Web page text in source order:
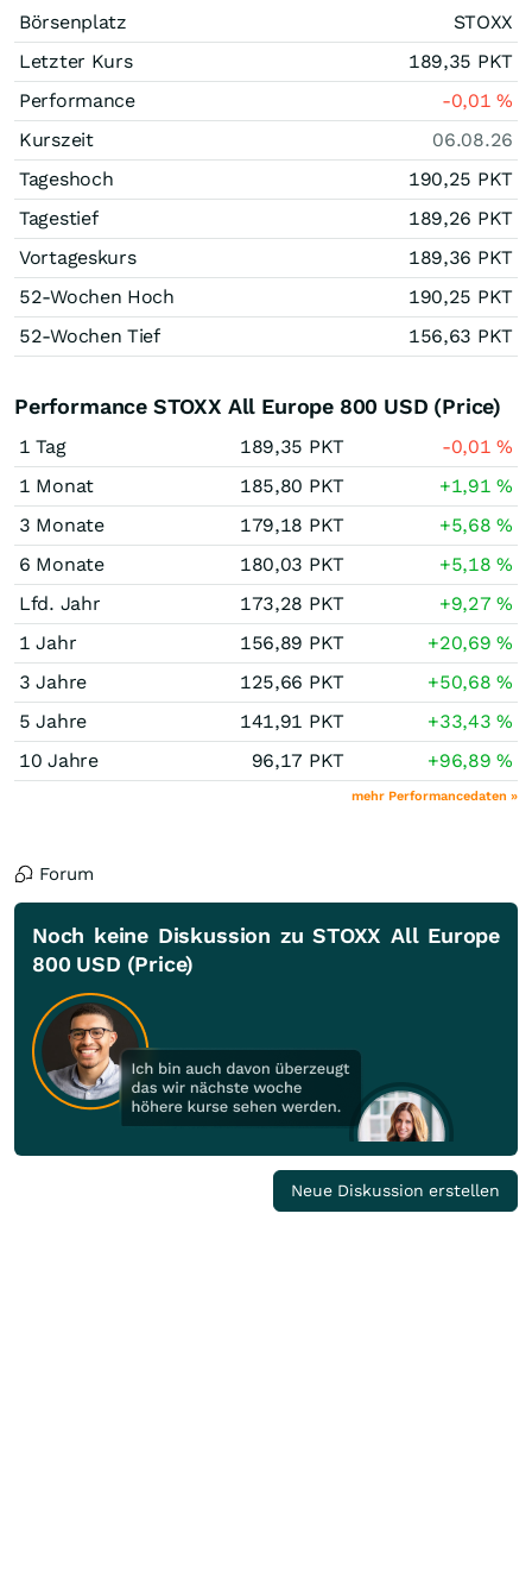
Börsenplatz
STOXX
Letzter Kurs
189,35 PKT
Performance
-0,01%
Kurszeit
06.08.26
Tageshoch
190,25 PKT
Tagestief
189,26 PKT
Vortageskurs
189,36 PKT
52-Wochen Hoch
190,25 PKT
52-Wochen Tief
156,63 PKT
Performance STOXX All Europe 800 USD (Price)
1 Tag 189,35 PKT -0,01%
1 Monat
185,80 PKT +1,91%
3 Monate
179,18 PKT +5,68%
6 Monate
180,03 PKT +5,18%
Lfd. Jahr
173,28 PKT +9,27%
1 Jahr
156,89 PKT +20,69%
3 Jahre
125,66 PKT +50,68%
5 Jahre
141,91 PKT +33,43%
10 Jahre
96,17 PKT +96,89%
mehr Performancedaten »
Forum
Noch keine Diskussion zu STOXX All Europe
800 USD (Price)
Neue Diskussion erstellen